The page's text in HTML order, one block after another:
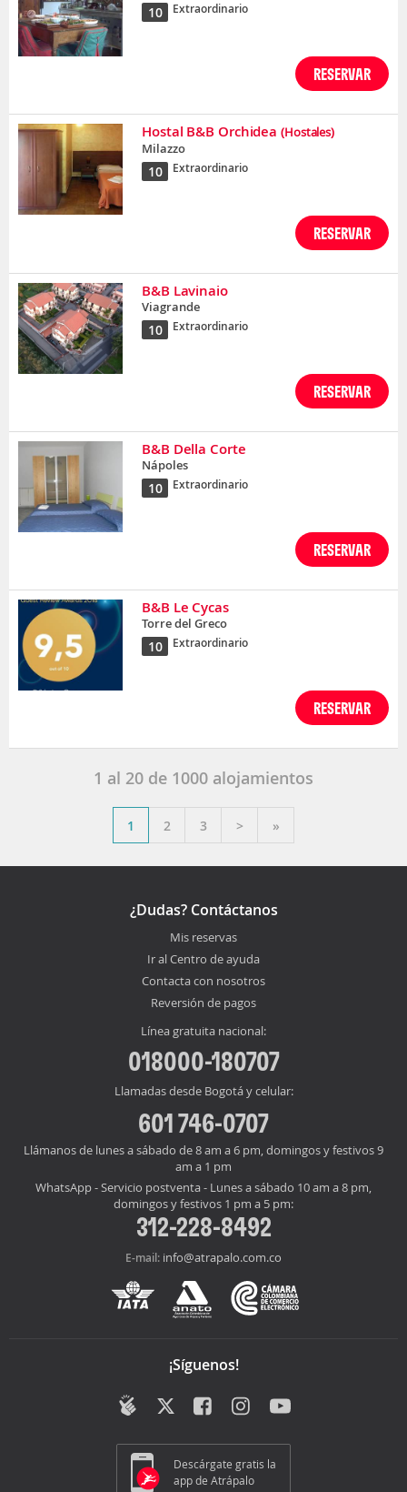
10 Extraordinario
RESERVAR
Hostal B&B Orchidea (Hostales)
Milazzo
10 Extraordinario
RESERVAR
B&B Lavinaio
Viagrande
10 Extraordinario
RESERVAR
B&B Della Corte
Nápoles
10 Extraordinario
RESERVAR
B&B Le Cycas
Torre del Greco
10 Extraordinario
RESERVAR
1 al 20 de 1000 alojamientos
1 2 3 > »
¿Dudas? Contáctanos
Mis reservas
Ir al Centro de ayuda
Contacta con nosotros
Reversión de pagos
Línea gratuita nacional:
018000-180707
Llamadas desde Bogotá y celular:
601 746-0707
Llámanos de lunes a sábado de 8 am a 6 pm, domingos y festivos 9
am a 1 pm
WhatsApp - Servicio postventa - Lunes a sábado 10 am a 8 pm,
domingos y festivos 1 pm a 5 pm:
312-228-8492
E-mail: info@atrapalo.com.co
¡Síguenos!
Descárgate gratis la
app de Atrápalo